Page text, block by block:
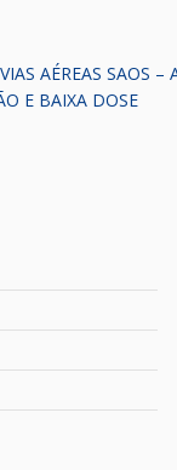
AÉREAS SAOS –
E BAIXA DOSE